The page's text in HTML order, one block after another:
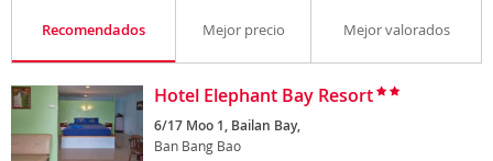
Recomendados Mejor precio Mejor valorados
Hotel Elephant Bay Resort
6/17 Moo 1, Bailan Bay,
Ban Bang Bao